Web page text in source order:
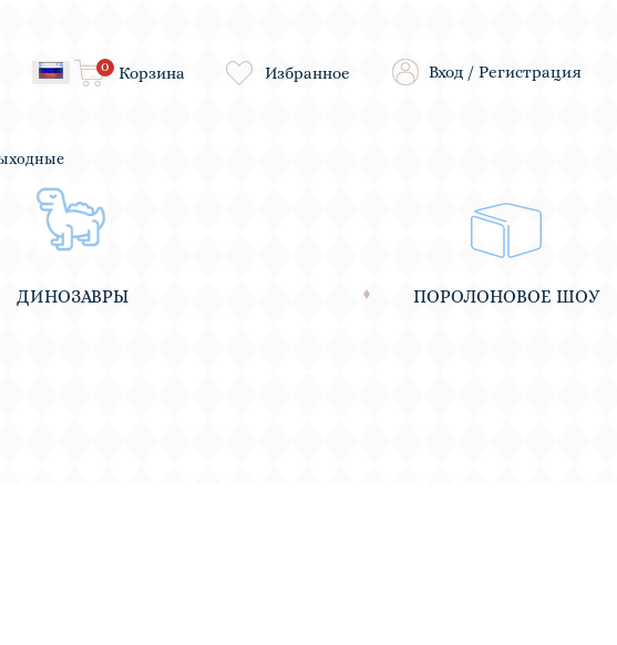
Корзина
0 Избранное Вход / Регистрация
ДИНОЗАВРЫ ПОРОЛОНОВОЕ ШОУ